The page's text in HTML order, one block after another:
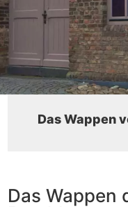
Das Wappen
Das Wappen